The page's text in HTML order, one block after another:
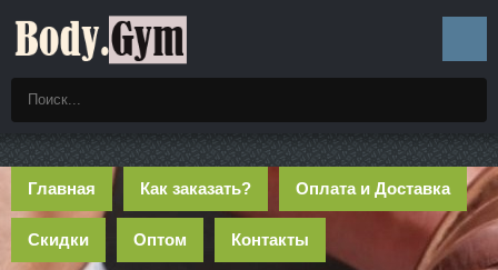
Главная Как заказать? Оплата и Доставка
Скидки Оптом Контакты